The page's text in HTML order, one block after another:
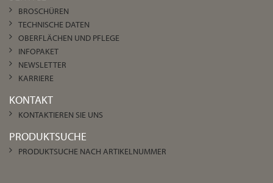
BROSCHÜREN
TECHNISCHE DATEN
OBERFLÄCHEN UND PFLEGE
INFOPAKET
NEWSLETTER
KARRIERE
KONTAKT
KONTAKTIEREN SIE UNS
PRODUKTSUCHE
PRODUKTSUCHE NACH ARTIKELNUMMER